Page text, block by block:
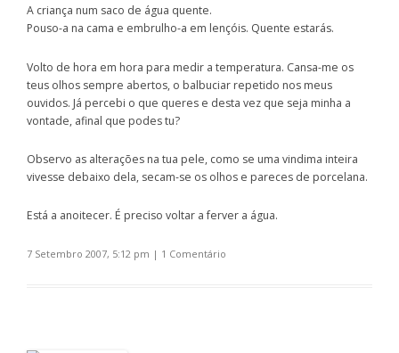
A criança num saco de água quente.
Pouso-a na cama e embrulho-a em lençóis. Quente estarás.
Volto de hora em hora para medir a temperatura. Cansa-me os
teus olhos sempre abertos, o balbuciar repetido nos meus
ouvidos. Já percebi o que queres e desta vez que seja minha a
vontade, afinal que podes tu?
Observo as alterações na tua pele, como se uma vindima inteira
vivesse debaixo dela, secam-se os olhos e pareces de porcelana.
Está a anoitecer. É preciso voltar a ferver a água.
7 Setembro 2007, 5:12 pm | 1 Comentário